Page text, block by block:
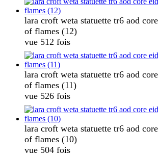
lara croft weta statuette tr6 aod
of flames (12)
vue 512 fois
lara croft weta statuette tr6 aod
of flames (11)
vue 526 fois
lara croft weta statuette tr6 aod
of flames (10)
vue 504 fois